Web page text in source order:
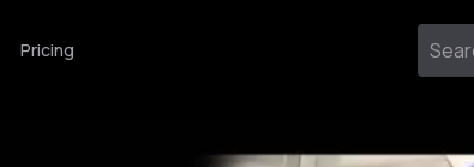
Pricing